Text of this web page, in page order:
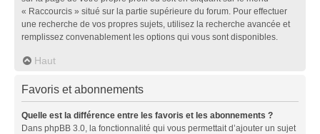
« Raccourcis » situé sur la partie supérieure du forum. Pour effectuer
une recherche de vos propres sujets, utilisez la recherche avancée et
remplissez convenablement les options qui vous sont disponibles.
Haut
Favoris et abonnements
Quelle est la différence entre les favoris et les abonnements ?
Dans phpBB 3.0, la fonctionnalité qui vous permettait d’ajouter un sujet